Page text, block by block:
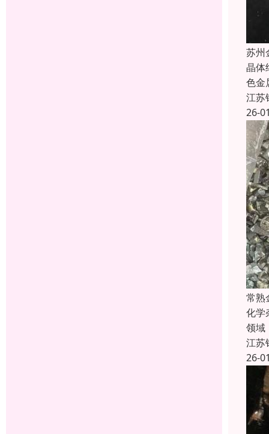
苏州
晶体
色金
江苏
26-
常熟
化学
领域
江苏
26-